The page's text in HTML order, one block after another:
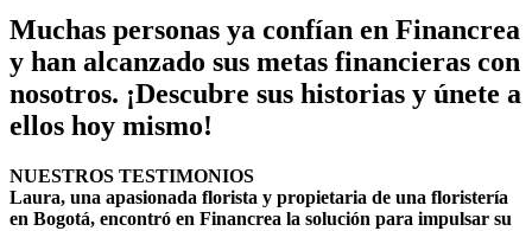
Muchas personas ya confían en Financrea
y han alcanzado sus metas financieras con
nosotros. ¡Descubre sus historias y únete a
ellos hoy mismo!
NUESTROS TESTIMONIOS
Laura, una apasionada florista y propietaria de una floristería
en Bogotá, encontró en Financrea la solución para impulsar su